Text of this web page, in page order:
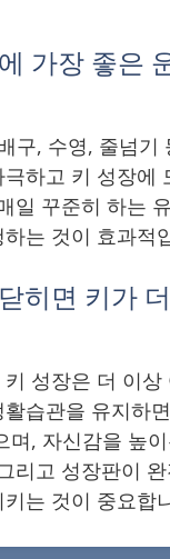
가장 좋은
구, 수영, 줄넘기
하고 키 성장에
일 꾸준히 하는
는 것이 효과적
히면 키가
성장은 더 이상
습관을 유지하
며, 자신감을 높
리고 성장판이
는 것이 중요합